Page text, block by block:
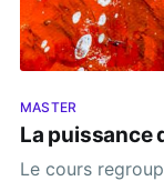
MASTER
La puissance
Le cours